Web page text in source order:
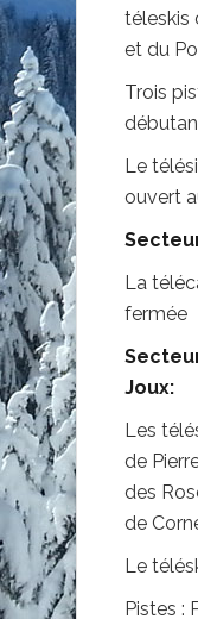
téleskis
et du
Trois
Le
ouvert
La
fermée
Joux:
Les
de
des
de
Le
Pistes :